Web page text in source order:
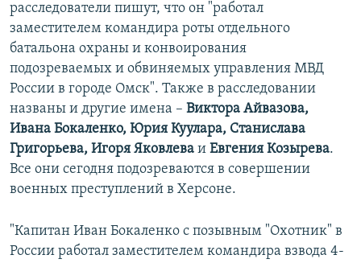
расследователи пишут, что он "работал
заместителем командира роты отдельного
батальона охраны и конвоирования
подозреваемых и обвиняемых управления МВД
России в городе Омск". Также в расследовании
названы и другие имена – Виктора Айвазова,
Ивана Бокаленко, Юрия Куулара, Станислава
Григорьева, Игоря Яковлева и Евгения Козырева.
Все они сегодня подозреваются в совершении
военных преступлений в Херсоне.
"Капитан Иван Бокаленко с позывным "Охотник" в
России работал заместителем командира взвода 4-